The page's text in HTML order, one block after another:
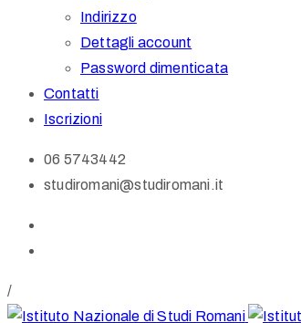
Indirizzo
Dettagli account
Password dimenticata
Contatti
Iscrizioni
06 5743442
studiromani@studiromani.it
/